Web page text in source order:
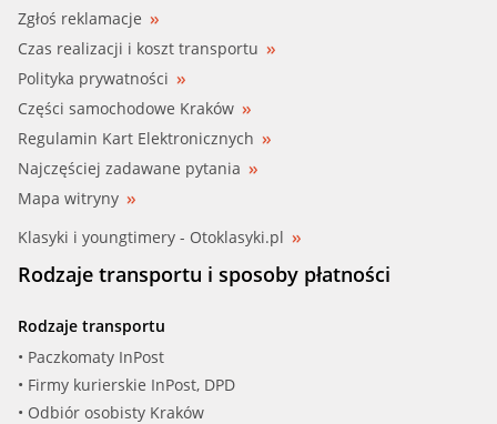
Zgłoś reklamacje
Czas realizacji i koszt transportu
Polityka prywatności
Części samochodowe Kraków
Regulamin Kart Elektronicznych
Najczęściej zadawane pytania
Mapa witryny
Klasyki i youngtimery - Otoklasyki.pl
Rodzaje transportu i sposoby płatności
Rodzaje transportu
• Paczkomaty InPost
• Firmy kurierskie InPost, DPD
• Odbiór osobisty Kraków